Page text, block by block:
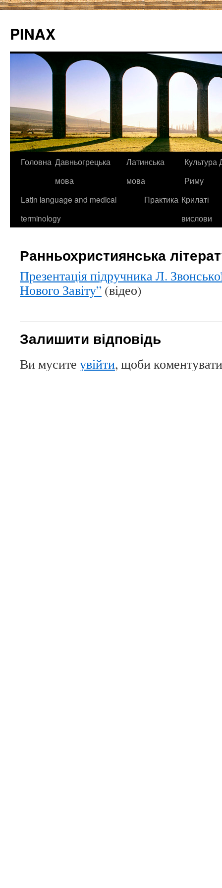
PINAX
Головна Давньогрецька
мова
Латинська
мова
Культура
Риму
Latin language and medical
terminology
Практика Крилаті
вислови
Ранньохристиянська
Презентація підручника Л.
Нового Завіту” (відео)
Залишити відповідь
Ви мусите увійти, щоби